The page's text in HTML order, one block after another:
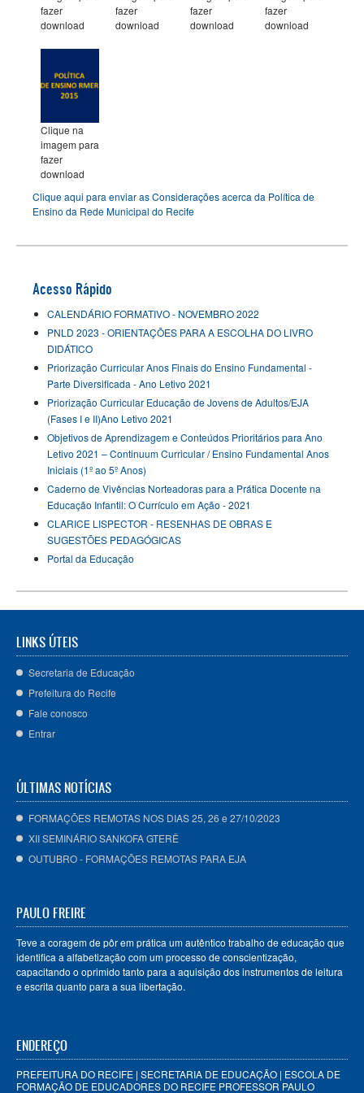
fazer
download
fazer
download
fazer
download
fazer
download
Clique na
imagem para
fazer
download
Clique aqui para enviar as Considerações acerca da Política de
Ensino da Rede Municipal do Recife
Acesso Rápido
CALENDÁRIO FORMATIVO - NOVEMBRO 2022
PNLD 2023 - ORIENTAÇÕES PARA A ESCOLHA DO LIVRO
DIDÁTICO
Priorização Curricular Anos Finais do Ensino Fundamental -
Parte Diversificada - Ano Letivo 2021
Priorização Curricular Educação de Jovens de Adultos/EJA
(Fases I e II)Ano Letivo 2021
Objetivos de Aprendizagem e Conteúdos Prioritários para Ano
Letivo 2021 – Continuum Curricular / Ensino Fundamental Anos
Iniciais (1º ao 5º Anos)
Caderno de Vivências Norteadoras para a Prática Docente na
Educação Infantil: O Currículo em Ação - 2021
CLARICE LISPECTOR - RESENHAS DE OBRAS E
SUGESTÕES PEDAGÓGICAS
Portal da Educação
LINKS ÚTEIS
Secretaria de Educação
Prefeitura do Recife
Fale conosco
Entrar
ÚLTIMAS NOTÍCIAS
FORMAÇÕES REMOTAS NOS DIAS 25, 26 e 27/10/2023
XII SEMINÁRIO SANKOFA GTERÊ
OUTUBRO - FORMAÇÕES REMOTAS PARA EJA
PAULO FREIRE
Teve a coragem de pôr em prática um autêntico trabalho de educação que
identifica a alfabetização com um processo de conscientização,
capacitando o oprimido tanto para a aquisição dos instrumentos de leitura
e escrita quanto para a sua libertação.
ENDEREÇO
PREFEITURA DO RECIFE | SECRETARIA DE EDUCAÇÃO | ESCOLA DE
FORMAÇÃO DE EDUCADORES DO RECIFE PROFESSOR PAULO